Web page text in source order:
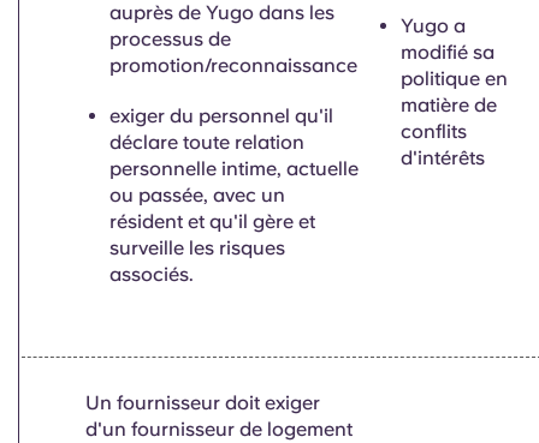
auprès de Yugo dans les
processus de
promotion/reconnaissance
exiger du personnel qu'il
déclare toute relation
personnelle intime, actuelle
ou passée, avec un
résident et qu'il gère et
surveille les risques
associés.
Yugo a
modifié sa
politique en
matière de
conflits
d'intérêts
Un fournisseur doit exiger
d'un fournisseur de logement